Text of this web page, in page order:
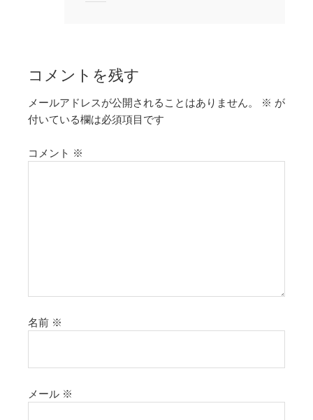
コメントを残す
メールアドレスが公開されることはありません。 ※ が
付いている欄は必須項目です
コメント ※
名前 ※
メール ※